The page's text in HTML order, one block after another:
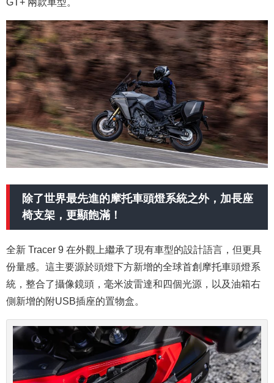
除了世界最先進的摩托車頭燈系統之外，加長座
椅支架，更顯飽滿！
全新 Tracer 9 在外觀上繼承了現有車型的設計語言，但更具
份量感。這主要源於頭燈下方新增的全球首創摩托車頭燈系
統，整合了攝像鏡頭，毫米波雷達和四個光源，以及油箱右
側新增的附USB插座的置物盒。